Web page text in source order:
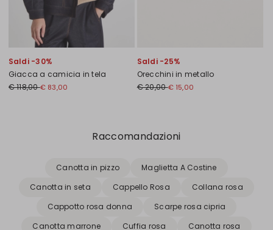
Saldi -30%
Giacca a camicia in tela
€ 118,00€ 83,00
Saldi -25%
Orecchini in metallo
€ 20,00€ 15,00
Raccomandazioni
Canotta in pizzo
Maglietta A Costine
Canotta in seta
Cappello Rosa
Collana rosa
Cappotto rosa donna
Scarpe rosa cipria
Canotta marrone
Cuffia rosa
Canotta rosa